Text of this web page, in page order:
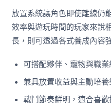
放置系統讓角色即使離線仍
效率與遊玩時間的玩家來說
長，則可透過各式養成內容
可搭配夥伴、寵物與職業
兼具放置收益與主動培養
戰鬥節奏鮮明，適合喜